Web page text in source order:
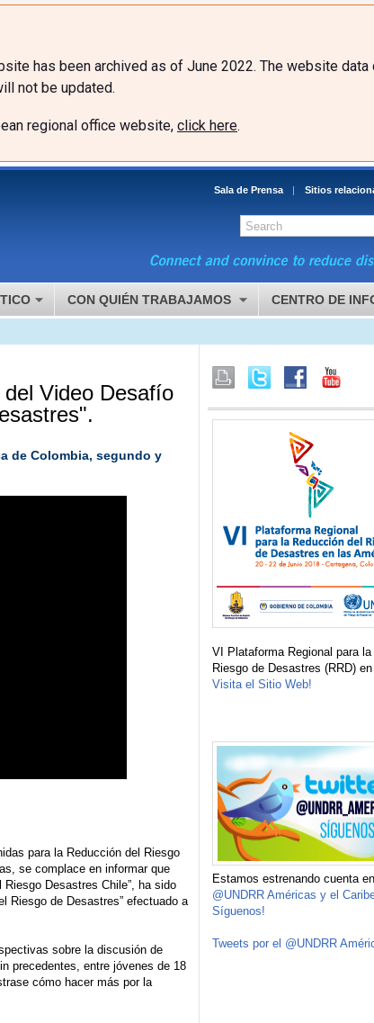
has been archived as of June 2022. The website data
not be updated.
regional office website, click here.
Sala de Prensa Sitios
CON QUIÉN TRABAJAMOS CENTRO DE
Video Desafío
de Colombia, segundo y
para la Reducción del Riesgo
se complace en informar que
Desastres Chile”, ha sido
Riesgo de Desastres” efectuado a
sobre la discusión de
precedentes, entre jóvenes de 18
cómo hacer más por la
VI Plataforma Regional para la
Riesgo de Desastres (RRD)
Visita el Sitio Web!
Estamos estrenando cuenta
@UNDRR Américas y el
Síguenos!
Tweets por el @UNDRR